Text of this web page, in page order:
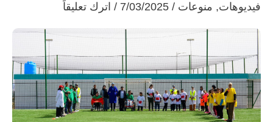
فيديوهات, منوعات /
7/03/2025
/ اترك تعليقاً
الخاصة
بتفرسيت
ينفتح
على
الفضاء
الرياضي